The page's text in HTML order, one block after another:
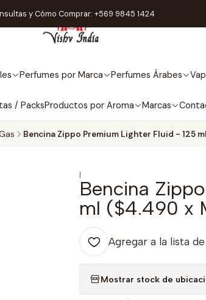
Perfumes por Marca Perfumes Árabes
/ PacksProductos por Aroma Marcas
y Cómo Comprar: +569 9845 1424
Bencina Zippo Premium Lighter Fluid - 125
|
Bencina
ml ($4.490 x
Agregar a la lista
Mostrar stock de